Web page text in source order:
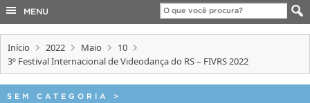
INTERNACIONAL
OUVIDORIA
PORTARIAS
MENU
Início 2022 Maio
10
3º Festival Internacional de Videodança do RS – FIVRS 2022
SEM CATEGORIA >